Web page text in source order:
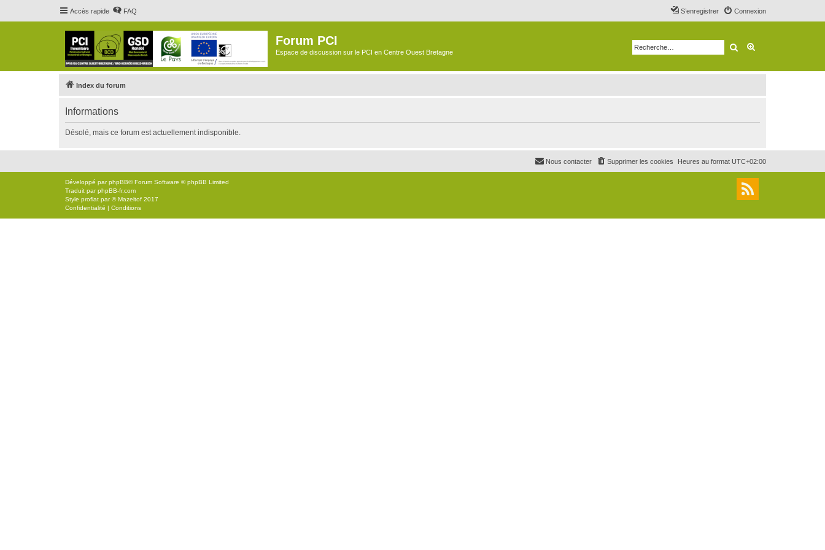
Accès rapide FAQ Connexion
S’enregistrer
Forum PCI
Espace de discussion sur le PCI en Centre Ouest Bretagne Rechercher
Index du forum
Informations
Désolé, mais ce forum est actuellement indisponible.
Heures au format UTC+02:00
Supprimer les cookies
Nous contacter
Développé parphpBB® Forum Software © phpBB Limited
Traduit parphpBB-fr.com
Style proflat par ©Mazeltof 2017
Confidentialité | Conditions